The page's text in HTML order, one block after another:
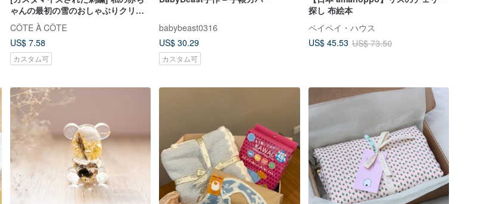
ゃんの最初の雪のおしゃぶりクリッ
プおしゃぶりチェーン
CÔTE À CÔTE
US$ 7.58
カスタム可
babybeast0316
US$ 30.29
カスタム可
探し 布絵本
ペイペイ・ハウス
US$ 45.53 US$ 73.50